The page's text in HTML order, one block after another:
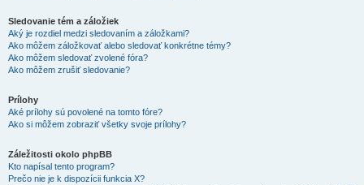
Sledovanie tém a záložiek
Aký je rozdiel medzi sledovaním a záložkami?
Ako môžem záložkovať alebo sledovať konkrétne témy?
Ako môžem sledovať zvolené fóra?
Ako môžem zrušiť sledovanie?
Prílohy
Aké prílohy sú povolené na tomto fóre?
Ako si môžem zobraziť všetky svoje prílohy?
Záležitosti okolo phpBB
Kto napísal tento program?
Prečo nie je k dispozícii funkcia X?